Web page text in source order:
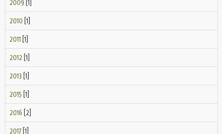
2009 [1]
2010 [1]
2011 [1]
2012 [1]
2013 [1]
2015 [1]
2016 [2]
2017 [1]